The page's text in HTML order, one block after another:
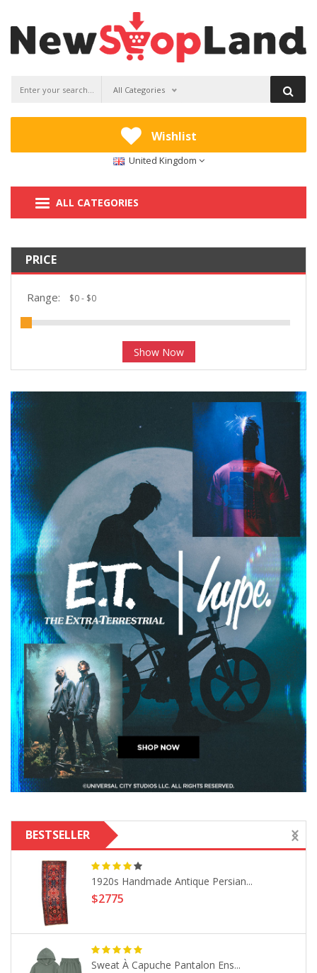
All Categories
Wishlist
United Kingdom
ALL CATEGORIES
PRICE
Range:
Show Now
BESTSELLER
1920s Handmade Antique Persian...
$2775
Sweat À Capuche Pantalon Ens...